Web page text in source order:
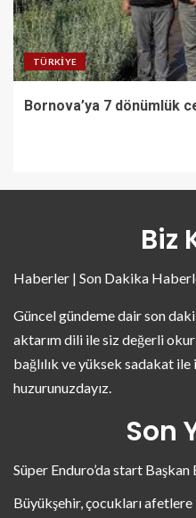
TÜRKIYE
Bornova’ya 7 dönümlük
Biz
Haberler | Son Dakika
Güncel gündeme dair son
aktarım dili ile siz değerli
bağlılık ve yüksek sadakat
huzurunuzdayız.
Son
Süper Enduro’da start Başkan
Büyükşehir, çocukları